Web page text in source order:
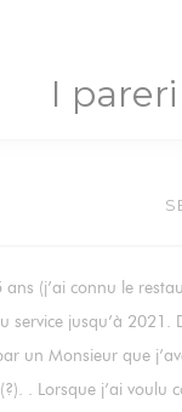
I
(j’ai connu le
jusqu’à
un Monsieur que
. Lorsque j’ai